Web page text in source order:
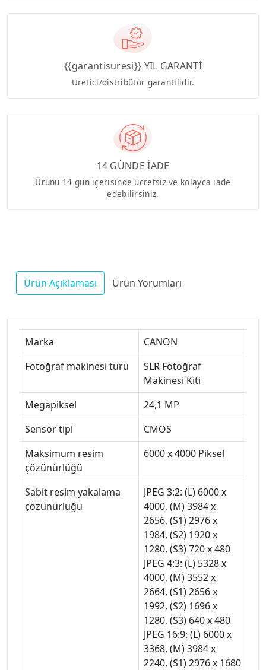
{{garantisuresi}} YIL GARANTİ
Üretici/distribütör garantilidir.
14 GÜNDE İADE
Ürünü 14 gün içerisinde ücretsiz ve kolayca iade
edebilirsiniz.
Ürün Açıklaması Ürün Yorumları
Marka
CANON
Fotoğraf makinesi türü
SLR Fotoğraf
Makinesi Kiti
Megapiksel
24,1 MP
Sensör tipi
CMOS
Maksimum resim
çözünürlüğü
6000 x 4000 Piksel
Sabit resim yakalama
çözünürlüğü
JPEG 3:2: (L) 6000 x
4000, (M) 3984 x
2656, (S1) 2976 x
1984, (S2) 1920 x
1280, (S3) 720 x 480
JPEG 4:3: (L) 5328 x
4000, (M) 3552 x
2664, (S1) 2656 x
1992, (S2) 1696 x
1280, (S3) 640 x 480
JPEG 16:9: (L) 6000 x
3368, (M) 3984 x
2240, (S1) 2976 x 1680